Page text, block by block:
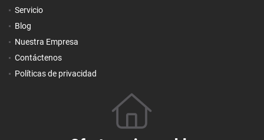
Servicio
Blog
Nuestra Empresa
Contáctenos
Políticas de privacidad